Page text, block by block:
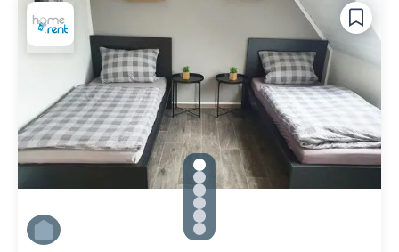
gallery.slide_selector
Zu Slide 1 wechseln
Zu Slide 2 wechseln
Zu Slide 3 wechseln
Zu Slide 4 wechseln
Zu Slide 5 wechseln
Zu Slide 6 wechseln